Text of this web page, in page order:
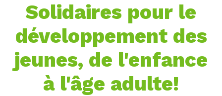
Solidaires pour le
développement des
jeunes, de l'enfance
à l'âge adulte!